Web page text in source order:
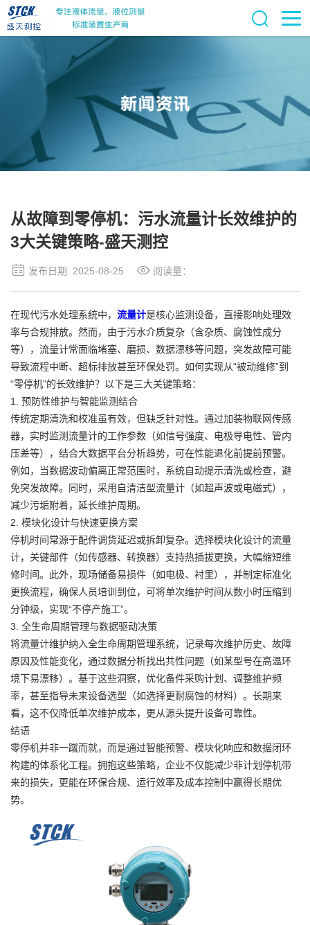
从故障到零停机：污水流量计长效维护的
3大关键策略-盛天测控
发布日期: 2025-08-25 阅读量：
在现代污水处理系统中， 流量计是核心监测设备，直接影响处理效
率与合规排放。然而，由于污水介质复杂（含杂质、腐蚀性成分
等），流量计常面临堵塞、磨损、数据漂移等问题，突发故障可能
导致流程中断、超标排放甚至环保处罚。如何实现从“被动维修”到
“零停机”的长效维护？以下是三大关键策略：
1. 预防性维护与智能监测结合
传统定期清洗和校准虽有效，但缺乏针对性。通过加装物联网传感
器，实时监测流量计的工作参数（如信号强度、电极导电性、管内
压差等），结合大数据平台分析趋势，可在性能退化前提前预警。
例如，当数据波动偏离正常范围时，系统自动提示清洗或检查，避
免突发故障。同时，采用自清洁型流量计（如超声波或电磁式），
减少污垢附着，延长维护周期。
2. 模块化设计与快速更换方案
停机时间常源于配件调货延迟或拆卸复杂。选择模块化设计的流量
计，关键部件（如传感器、转换器）支持热插拔更换，大幅缩短维
修时间。此外，现场储备易损件（如电极、衬里），并制定标准化
更换流程，确保人员培训到位，可将单次维护时间从数小时压缩到
分钟级，实现“不停产施工”。
3. 全生命周期管理与数据驱动决策
将流量计维护纳入全生命周期管理系统，记录每次维护历史、故障
原因及性能变化，通过数据分析找出共性问题（如某型号在高温环
境下易漂移）。基于这些洞察，优化备件采购计划、调整维护频
率，甚至指导未来设备选型（如选择更耐腐蚀的材料）。长期来
看，这不仅降低单次维护成本，更从源头提升设备可靠性。
结语
零停机并非一蹴而就，而是通过智能预警、模块化响应和数据闭环
构建的体系化工程。拥抱这些策略，企业不仅能减少非计划停机带
来的损失，更能在环保合规、运行效率及成本控制中赢得长期优
势。